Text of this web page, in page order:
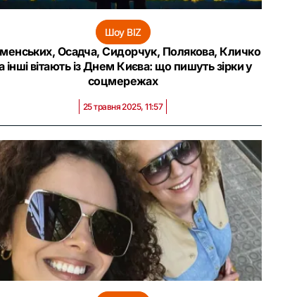
Шоу BIZ
Осадча, Сидорчук, Полякова, Кличко
інші вітають із Днем Києва: що пишуть зірки у
соцмережах
25 травня 2025, 11:57